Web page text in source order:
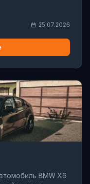
25.07.2026
BMW X6